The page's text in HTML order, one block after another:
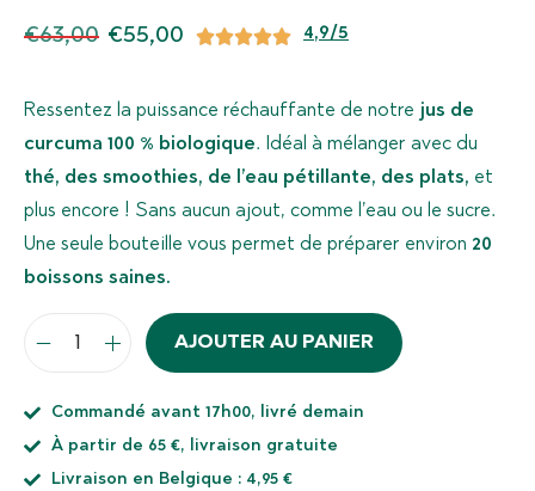
€63,00 €55,00 4,9/5
Ressentez la puissance réchauffante de notre jus de
curcuma 100 % biologique. Idéal à mélanger avec du
thé, des smoothies, de l’eau pétillante, des plats, et
plus encore ! Sans aucun ajout, comme l’eau ou le sucre.
Une seule bouteille vous permet de préparer environ 20
boissons saines.
AJOUTER AU PANIER
Commandé avant 17h00, livré demain
À partir de 65 €, livraison gratuite
Livraison en Belgique : 4,95 €